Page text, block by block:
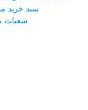
سبد خرید
شعبات